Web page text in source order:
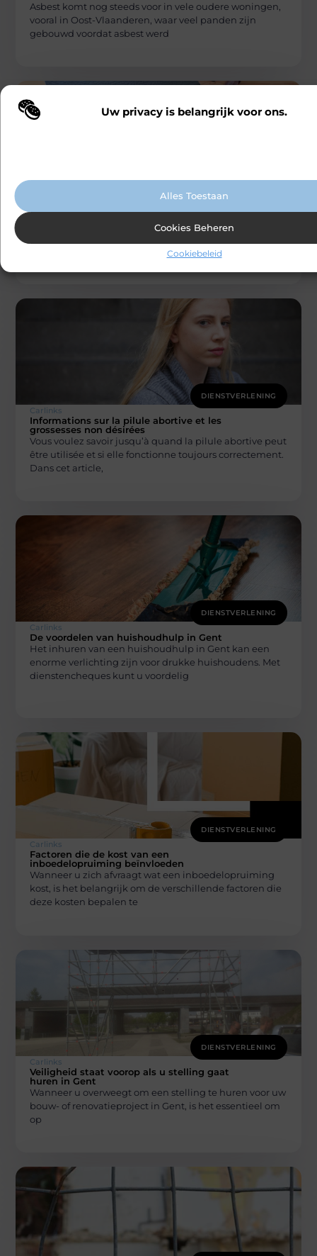
Uw privacy is belangrijk voor ons.
Wij maken gebruik van cookies en vergelijkbare technologieën om te
Alles Toestaan
Cookies Beheren
Cookiebeleid
Asbest komt nog steeds voor in vele oudere woningen,
vooral in Oost-Vlaanderen, waar veel panden zijn
gebouwd voordat asbest werd
DIENSTVERLENING
Hoe een advocaat strafrecht in Antwerpen
u kan helpen bij de opkomst van AI in
De inzet van kunstmatige intelligentie (AI) en big data
om criminaliteit te voorspellen en te voorkomen, wint
DIENSTVERLENING
Carlinks
Informations sur la pilule abortive et les
grossesses non désirées
Vous voulez savoir jusqu’à quand la pilule abortive peut
être utilisée et si elle fonctionne toujours correctement.
Dans cet article,
DIENSTVERLENING
Carlinks
De voordelen van huishoudhulp in Gent
Het inhuren van een huishoudhulp in Gent kan een
enorme verlichting zijn voor drukke huishoudens. Met
dienstencheques kunt u voordelig
DIENSTVERLENING
Carlinks
Factoren die de kost van een
inboedelopruiming beïnvloeden
Wanneer u zich afvraagt wat een inboedelopruiming
kost, is het belangrijk om de verschillende factoren die
deze kosten bepalen te
DIENSTVERLENING
Carlinks
Veiligheid staat voorop als u stelling gaat
huren in Gent
Wanneer u overweegt om een stelling te huren voor uw
bouw- of renovatieproject in Gent, is het essentieel om
op